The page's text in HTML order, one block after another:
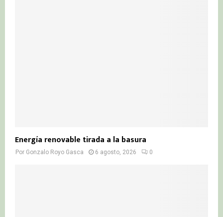
Energía renovable tirada a la basura
Por Gonzalo Royo Gasca 6 agosto, 2026 0